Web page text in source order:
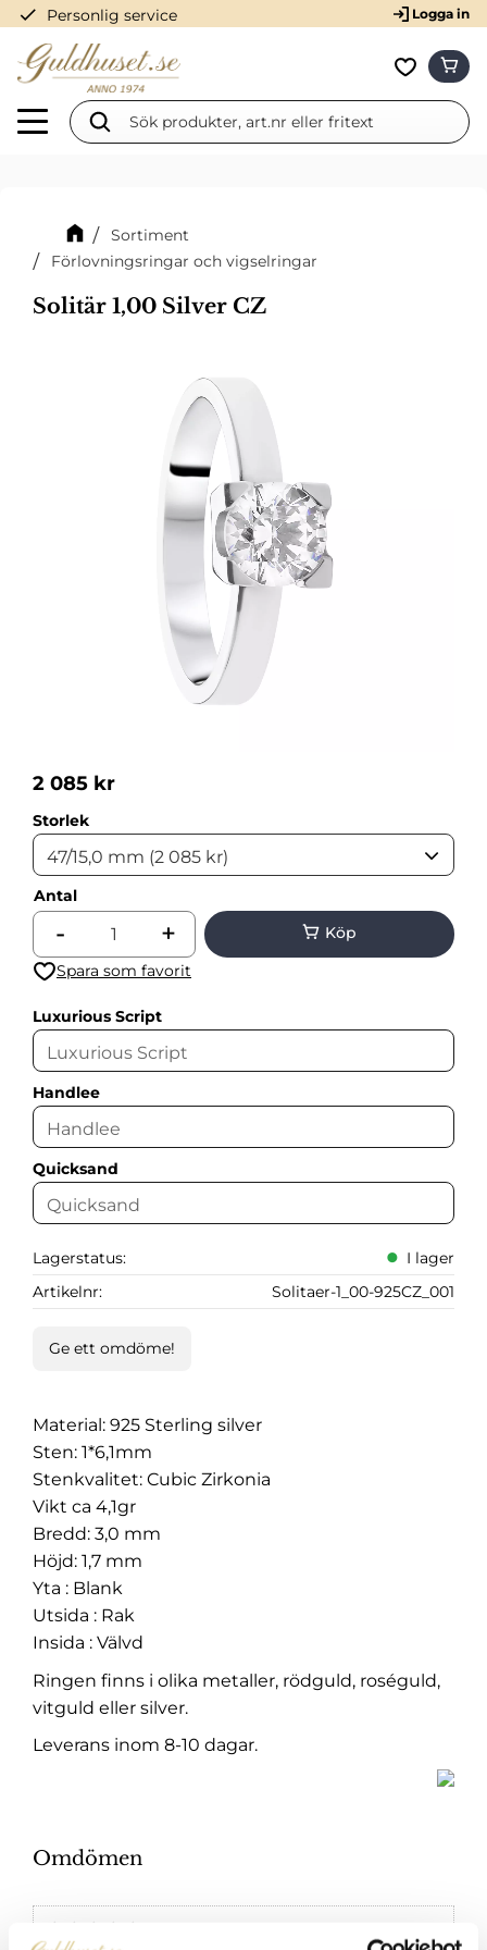
Meny
check Personlig service Logga in
Sortiment
Förlovningsringar och vigselringar
Solitär 1,00 Silver CZ
2 085 kr
Storlek
Antal
+
-
Lägg till i favoriter
Luxurious Script
Handlee
Quicksand
Lagerstatus
I lager
Artikelnr
Solitaer-1_00-925CZ_001
Ge ett omdöme!
Material: 925 Sterling silver
Sten: 1*6,1mm
Stenkvalitet: Cubic Zirkonia
Vikt ca 4,1gr
Bredd: 3,0 mm
Höjd: 1,7 mm
Yta : Blank
Utsida : Rak
Insida : Välvd
Ringen finns i olika metaller, rödguld, roséguld,
vitguld eller silver.
Leverans inom 8-10 dagar.
Omdömen